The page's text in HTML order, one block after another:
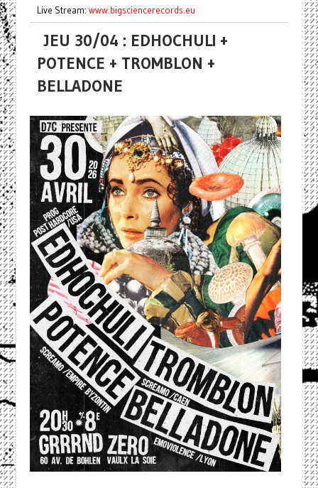
Live Stream: www.bigsciencerecords.eu
JEU 30/04 : EDHOCHULI +
POTENCE + TROMBLON +
BELLADONE